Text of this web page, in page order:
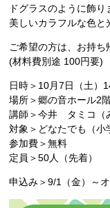
ドグラスのように飾り
美しいカラフルな色と
ご希望の方は、お持ち
(材料費別途 100円要)
日時＞10月7日（土）
場所＞郷の音ホール2
講師＞今井 タミコ（
対象＞どなたでも（小
参加費＞無料
定員＞50人（先着）
申込み＞9/1（金）～